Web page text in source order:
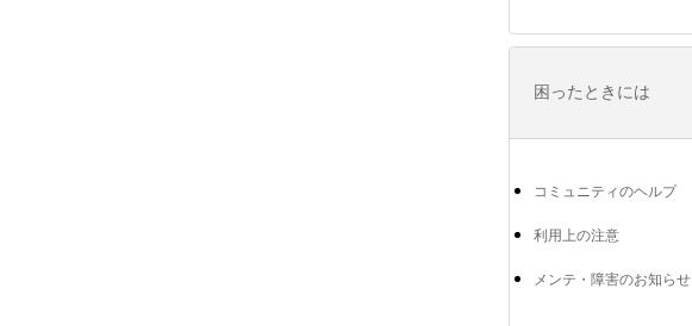
困ったときには
コミュニティのヘルプ
利用上の注意
メンテ・障害のお知らせ